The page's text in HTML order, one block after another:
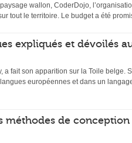
wallon, CoderDojo,
tout le territoire. Le budget a été
expliqués et dévoilés
fait son apparition sur la Toile belge.
européennes et dans un
de